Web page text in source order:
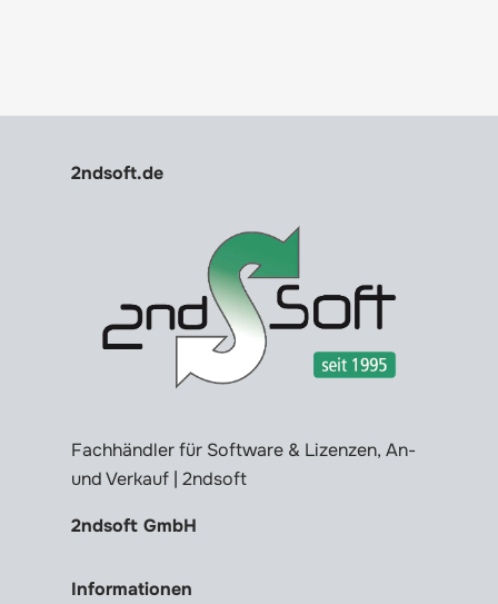
2ndsoft.de
Fachhändler für Software & Lizenzen, An-
und Verkauf | 2ndsoft
2ndsoft GmbH
Informationen